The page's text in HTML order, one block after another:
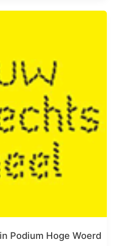
Podium Hoge Woerd